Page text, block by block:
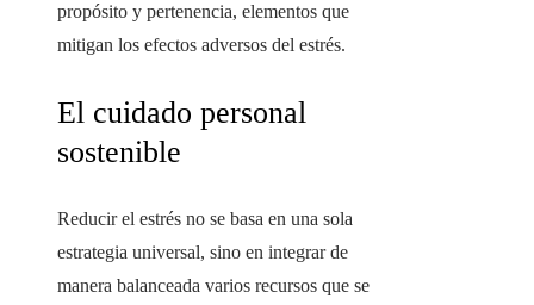
propósito y pertenencia, elementos que
mitigan los efectos adversos del estrés.
El cuidado personal
sostenible
Reducir el estrés no se basa en una sola
estrategia universal, sino en integrar de
manera balanceada varios recursos que se